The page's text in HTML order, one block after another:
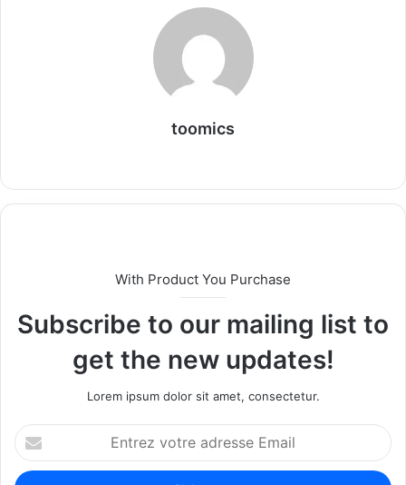
toomics
b
e
With Product You Purchase
Subscribe to our mailing list to
get the new updates!
Lorem ipsum dolor sit amet, consectetur.
E
n